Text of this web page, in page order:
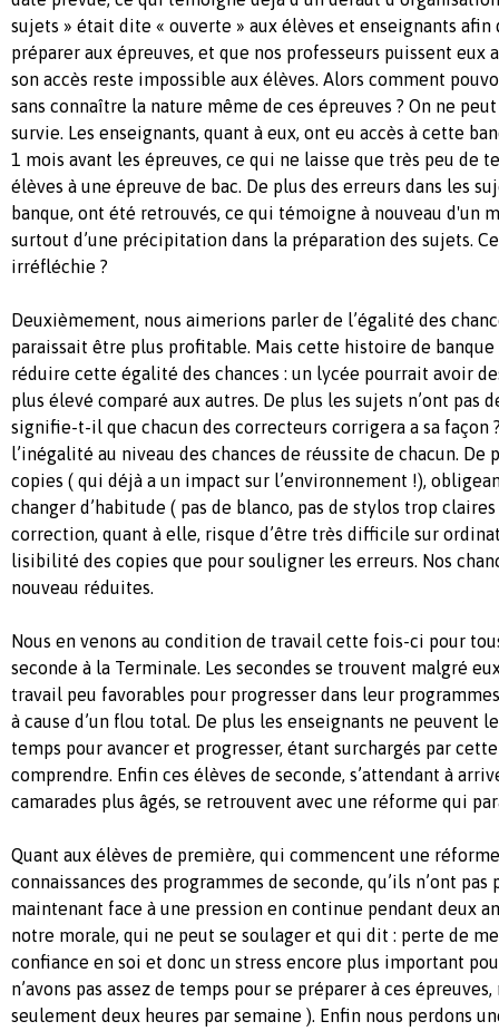
sujets » était dite « ouverte » aux élèves et enseignants afin
préparer aux épreuves, et que nos professeurs puissent eux
son accès reste impossible aux élèves. Alors comment
sans connaître la nature même de ces épreuves ? On ne
survie. Les enseignants, quant à eux, ont eu accès à cette
1 mois avant les épreuves, ce qui ne laisse que très peu de
élèves à une épreuve de bac. De plus des erreurs dans les
banque, ont été retrouvés, ce qui témoigne à nouveau d'un
surtout d’une précipitation dans la préparation des sujets.
irréfléchie ?
Deuxièmement, nous aimerions parler de l’égalité des
paraissait être plus profitable. Mais cette histoire de
réduire cette égalité des chances : un lycée pourrait avoir
plus élevé comparé aux autres. De plus les sujets n’ont pas
signifie-t-il que chacun des correcteurs corrigera a sa façon
l’inégalité au niveau des chances de réussite de chacun. De
copies ( qui déjà a un impact sur l’environnement !),
changer d’habitude ( pas de blanco, pas de stylos trop
correction, quant à elle, risque d’être très difficile sur
lisibilité des copies que pour souligner les erreurs. Nos
nouveau réduites.
Nous en venons au condition de travail cette fois-ci pour
seconde à la Terminale. Les secondes se trouvent malgré
travail peu favorables pour progresser dans leur
à cause d’un flou total. De plus les enseignants ne peuvent
temps pour avancer et progresser, étant surchargés par
comprendre. Enfin ces élèves de seconde, s’attendant à
camarades plus âgés, se retrouvent avec une réforme qui
Quant aux élèves de première, qui commencent une
connaissances des programmes de seconde, qu’ils n’ont
maintenant face à une pression en continue pendant deux
notre morale, qui ne peut se soulager et qui dit : perte de
confiance en soi et donc un stress encore plus important
n’avons pas assez de temps pour se préparer à ces
seulement deux heures par semaine ). Enfin nous perdons